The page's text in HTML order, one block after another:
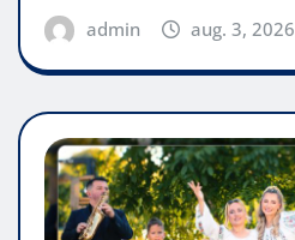
admin aug. 3, 2026